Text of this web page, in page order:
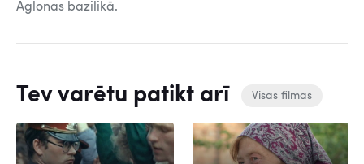
Aglonas bazilikā.
Tev varētu patikt arī Visas filmas